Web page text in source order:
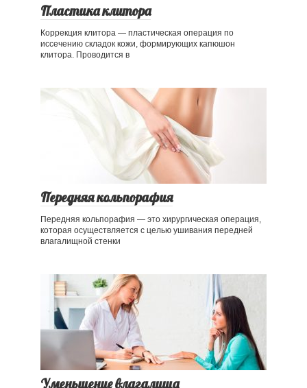
Пластика клитора
Коррекция клитора — пластическая операция по
иссечению складок кожи, формирующих капюшон
клитора. Проводится в
Передняя кольпорафия
Передняя кольпорафия — это хирургическая операция,
которая осуществляется с целью ушивания передней
влагалищной стенки
Уменьшение влагалища